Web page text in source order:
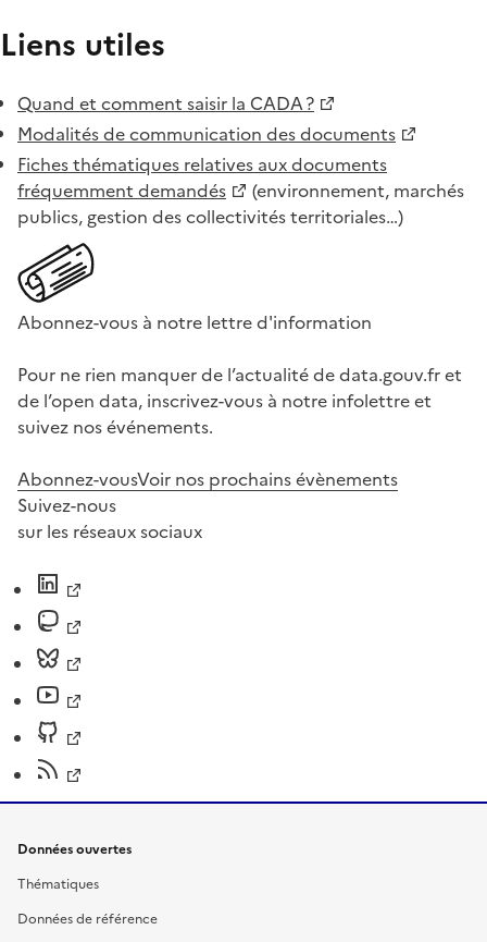
Liens utiles
Quand et comment saisir la CADA ?
Modalités de communication des documents
Fiches thématiques relatives aux documents
fréquemment demandés
(environnement, marchés
publics, gestion des collectivités territoriales…)
Abonnez-vous à notre lettre d'information
Pour ne rien manquer de l’actualité de data.gouv.fr et
de l’open data, inscrivez-vous à notre infolettre et
suivez nos événements.
Abonnez-vousVoir nos prochains évènements
Suivez-nous
sur les réseaux sociaux
Données ouvertes
Thématiques
Données de référence